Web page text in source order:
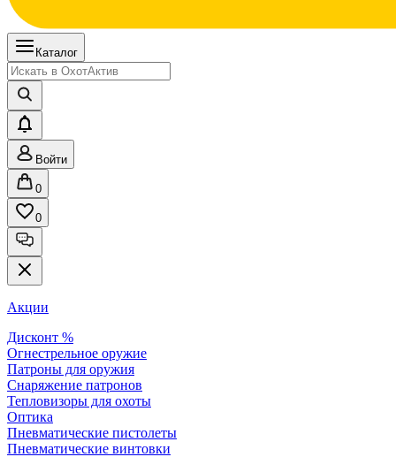
Каталог
Войти
0
0
Акции
Дисконт %
Огнестрельное оружие
Патроны для оружия
Снаряжение патронов
Тепловизоры для охоты
Оптика
Пневматические пистолеты
Пневматические винтовки